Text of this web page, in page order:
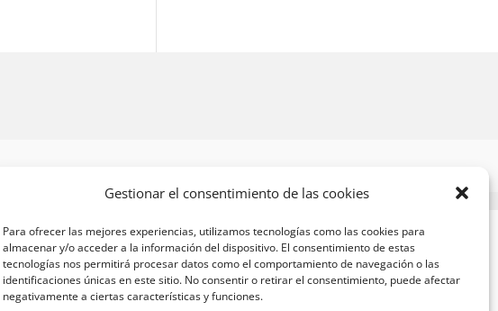
Gestionar el consentimiento de las cookies
Para ofrecer las mejores experiencias, utilizamos tecnologías como las cookies para
almacenar y/o acceder a la información del dispositivo. El consentimiento de estas
tecnologías nos permitirá procesar datos como el comportamiento de navegación o las
identificaciones únicas en este sitio. No consentir o retirar el consentimiento, puede afectar
negativamente a ciertas características y funciones.